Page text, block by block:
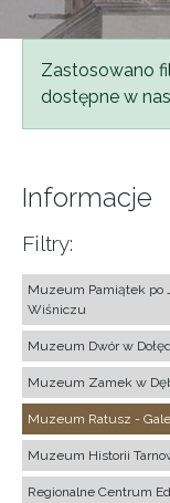
Komunikat
Zastosowano
dostępne w
Informacje
Filtry:
Muzeum Pamiątek po
Wiśniczu
Muzeum Dwór w
Muzeum Zamek w
Muzeum Ratusz -
Muzeum Historii
Regionalne Centrum